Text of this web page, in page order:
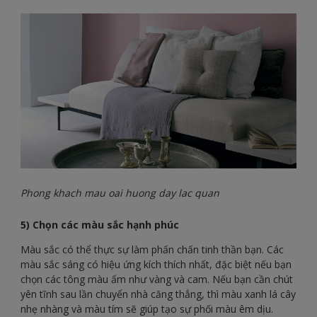
Phong khach mau oai huong day lac quan
5) Chọn các màu sắc hạnh phúc
Màu sắc có thể thực sự làm phấn chấn tinh thần bạn. Các
màu sắc sáng có hiệu ứng kích thích nhất, đặc biệt nếu bạn
chọn các tông màu ấm như vàng và cam. Nếu bạn cần chút
yên tĩnh sau lần chuyển nhà căng thẳng, thì màu xanh lá cây
nhẹ nhàng và màu tím sẽ giúp tạo sự phối màu êm dịu.